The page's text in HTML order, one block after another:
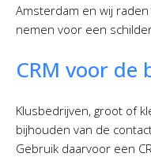
Amsterdam en wij
nemen voor een
CRM voor de
Klusbedrijven, groot of
bijhouden van de
Gebruik daarvoor een